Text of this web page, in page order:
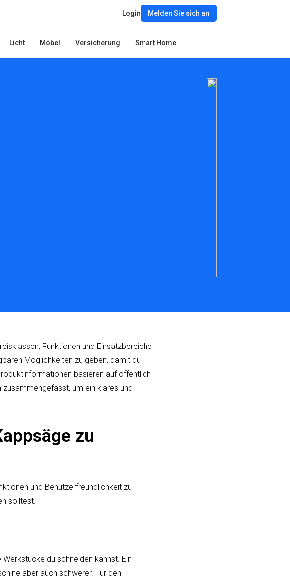
Licht Möbel Versicherung Smart Home
Login Melden Sie sich an
Funktionen und Einsatzbereiche
Möglichkeiten zu geben, damit du
basieren auf öffentlich
zusammengefasst, um ein klares und
zu
und Benutzerfreundlichkeit zu
solltest.
du schneiden kannst. Ein
aber auch schwerer. Für den